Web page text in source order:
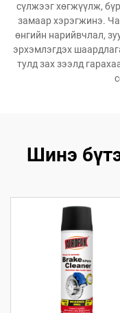
сүлжээг хөгжүүлж,
замаар хэрэгжинэ.
өнгийн нарийвчлал,
эрхэмлэгдэх
тулд зах зээлд
Шинэ